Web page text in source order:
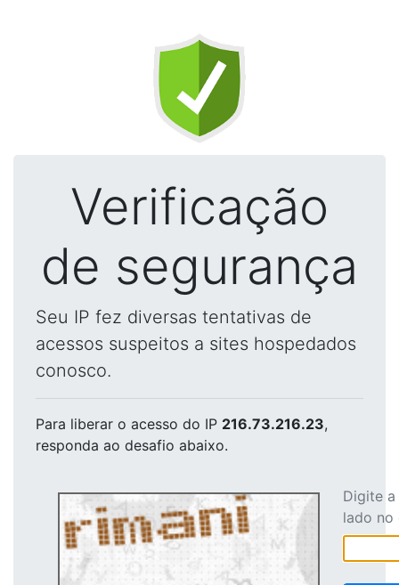
Verificação
de segurança
Seu IP fez diversas tentativas de
acessos suspeitos a sites hospedados
conosco.
Para liberar o acesso do IP 216.73.216.23,
responda ao desafio abaixo.
Digite
lado no